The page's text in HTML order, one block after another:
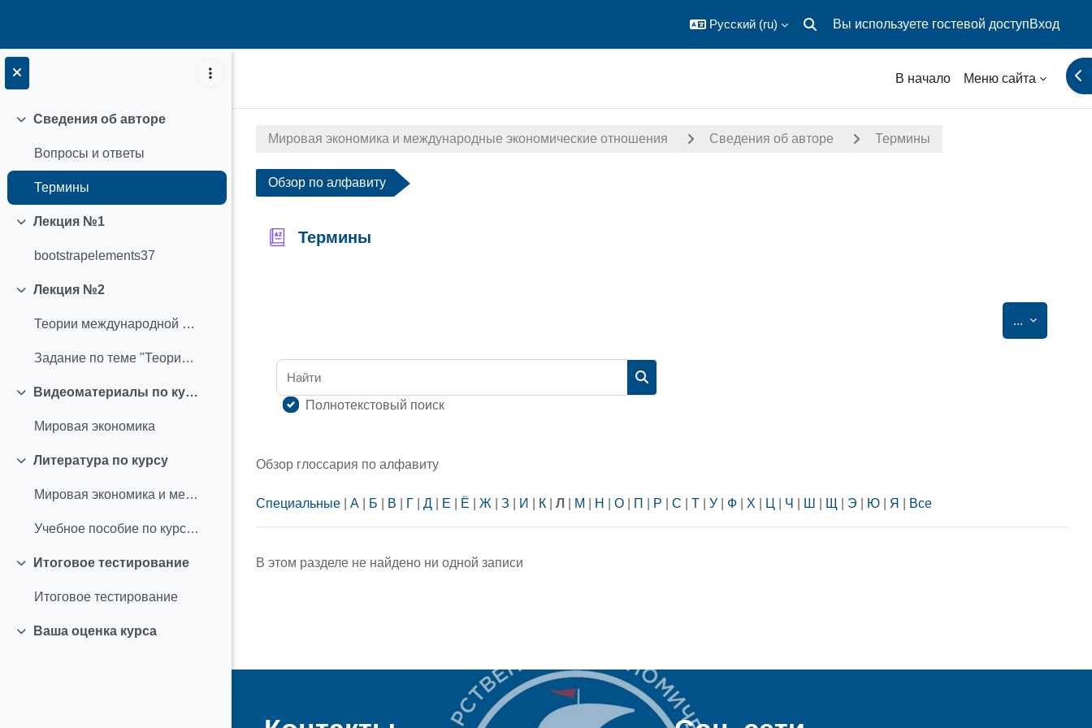
Перейти к основному содержанию
Русский ‎(ru)‎
Изменить данные поисковой строки
Вы используете гостевой доступВход
В начало Меню сайта
Свернуть
Сведения об авторе
Вопросы и ответы
Термины
Свернуть
Лекция №1
bootstrapelements37
Свернуть
Лекция №2
Теории международной торговли
Задание по теме "Теории международной торговли"
Свернуть
Видеоматериалы по курсу
Мировая экономика
Свернуть
Литература по курсу
Мировая экономика и международные экономические отношения
Учебное пособие по курсу "Мировая экономика"
Свернуть
Итоговое тестирование
Итоговое тестирование
Свернуть
Ваша оценка курса
Мировая экономика и международные экономические отношения Сведения об авторе Термины
Обзор по алфавиту
Термины
... Экспорт
Найти
Полнотекстовый поиск
Обзор глоссария по алфавиту
Специальные А Б В Г Д Е Ё Ж З И К Л М Н О П Р С Т У Ф Х Ц Ч Ш Щ Э Ю Я Все
В этом разделе не найдено ни одной записи